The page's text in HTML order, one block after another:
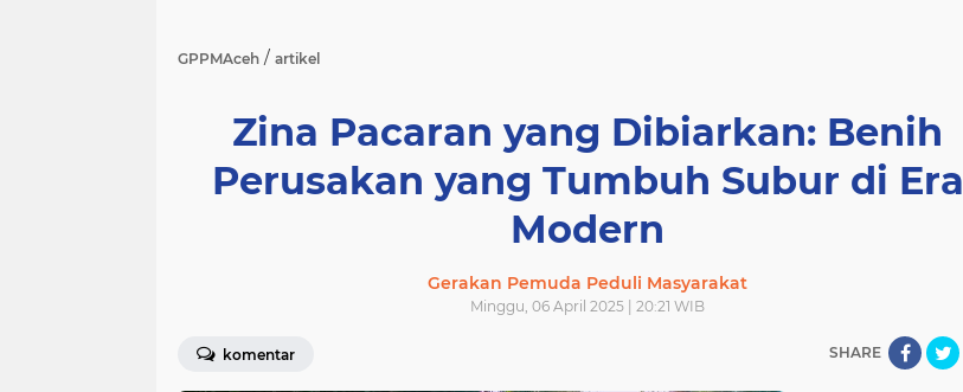
GPPMAceh / artikel
Zina Pacaran yang Dibiarkan: Benih
Perusakan yang Tumbuh Subur di Era
Modern
Gerakan Pemuda Peduli Masyarakat
Minggu, 06 April 2025 | 20:21 WIB
komentar SHARE